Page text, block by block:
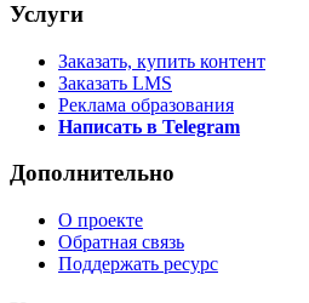
Услуги
Заказать, купить контент
Заказать LMS
Реклама образования
Написать в Telegram
Дополнительно
О проекте
Обратная связь
Поддержать ресурс